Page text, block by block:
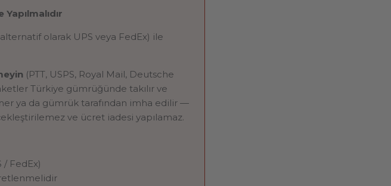
olarak UPS veya FedEx) ile
(PTT, USPS, Royal Mail, Deutsche
Türkiye gümrüğünde takılır ve
ya da gümrük tarafından imha edilir —
ve ücret iadesi yapılamaz.
/ FedEx)